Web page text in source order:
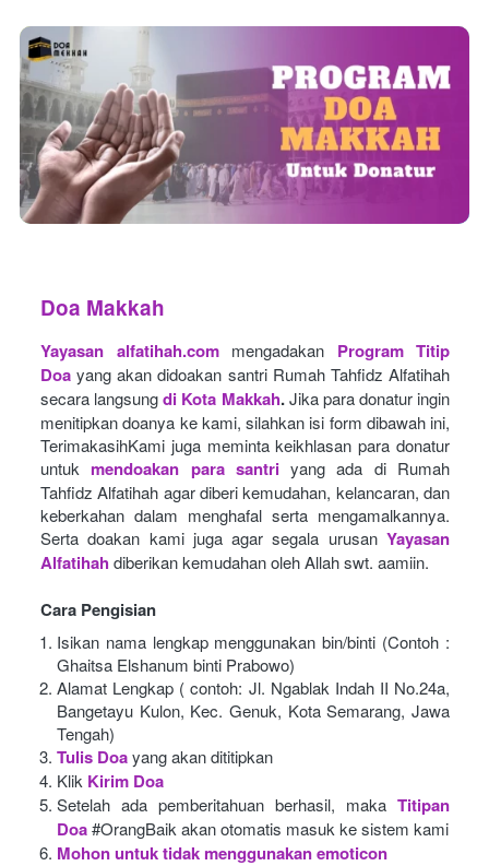
Doa Makkah
Yayasan alfatihah.com mengadakan
Program Titip
Doa yang akan didoakan santri Rumah Tahfidz Alfatihah
secara langsung di Kota Makkah. Jika para donatur ingin
menitipkan doanya ke kami, silahkan isi form dibawah ini,
TerimakasihKami juga meminta keikhlasan para donatur
untuk mendoakan para santri yang ada di Rumah
Tahfidz Alfatihah agar diberi kemudahan, kelancaran, dan
keberkahan dalam menghafal serta mengamalkannya.
Serta doakan kami juga agar segala urusan Yayasan
Alfatihah diberikan kemudahan oleh Allah swt. aamiin.
Cara Pengisian
Isikan nama lengkap menggunakan bin/binti (Contoh :
Ghaitsa Elshanum binti Prabowo)
Alamat Lengkap ( contoh: Jl. Ngablak Indah II No.24a,
Bangetayu Kulon, Kec. Genuk, Kota Semarang, Jawa
Tengah)
Tulis Doayang akan dititipkan
Klik Kirim Doa
Setelah ada pemberitahuan berhasil, maka Titipan
Doa#OrangBaik akan otomatis masuk ke sistem kami
Mohon untuk tidak menggunakan emoticon